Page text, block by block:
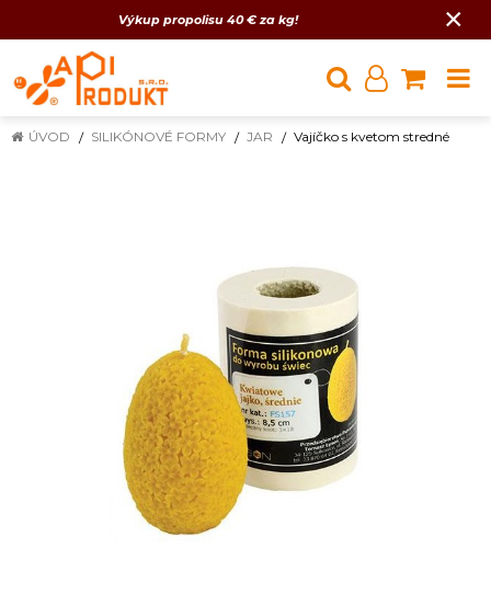
Výkup propolisu 40 € za kg! ×
ÚVOD SILIKÓNOVÉ FORMY JAR Vajíčko s kvetom stredné